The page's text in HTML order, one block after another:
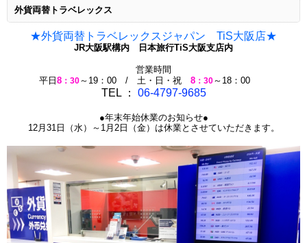
外貨両替トラベレックス
★外貨両替トラベレックスジャパン TiS大阪店★
JR大阪駅構内 日本旅行TiS大阪支店内
営業時間
平日8 ：30～19：00 / 土・日・祝 8 ：30～18：00
TEL ： 06-4797-9685
●年末年始休業のお知らせ●
12月31日（水）～1月2日（金）は休業とさせていただきます。